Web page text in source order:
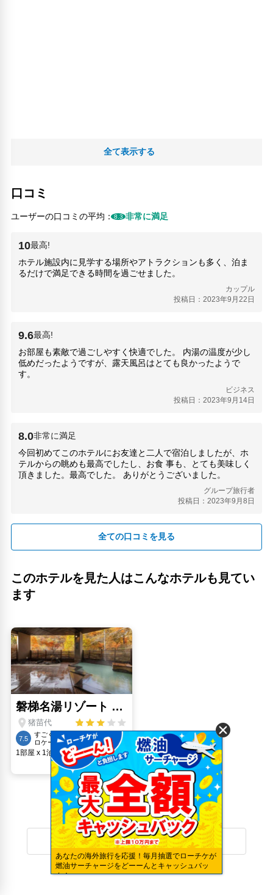
ペット
ペット可
対応言語
英語
自動販売機
ロッカー
セーフティボックス（フロント）
自転車レンタル
神殿
リネン・衣類の湯洗い
キャッシュレス支払いサービス
全て表示する
口コミ
ユーザーの口コミの平均：8.3 非常に満足
10最高!
ホテル施設内に見学する場所やアトラクションも多く、泊ま
るだけで満足できる時間を過ごせました。
カップル
投稿日：2023年9月22日
9.6最高!
お部屋も素敵で過ごしやすく快適でした。 内湯の温度が少し
低めだったようですが、露天風呂はとても良かったようで
す。
ビジネス
投稿日：2023年9月14日
8.0非常に満足
今回初めてこのホテルにお友達と二人で宿泊しましたが、ホ
テルからの眺めも最高でしたし、お食 事も、とても美味しく
頂きました。最高でした。 ありがとうございました。
グループ旅行者
投稿日：2023年9月8日
全ての口コミを見る
このホテルを見た人はこんなホテルも見てい
ます
ホテルTOPに戻る
あなたの海外旅行を応援！毎月抽選でローチケが
燃油サーチャージをどーーんとキャッシュバッ
ク！